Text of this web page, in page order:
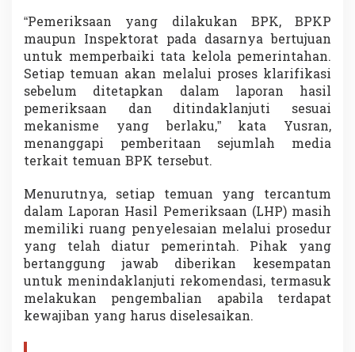
c
i
l
“Pemeriksaan yang dilakukan BPK, BPKP
maupun Inspektorat pada dasarnya bertujuan
untuk memperbaiki tata kelola pemerintahan.
Setiap temuan akan melalui proses klarifikasi
sebelum ditetapkan dalam laporan hasil
pemeriksaan dan ditindaklanjuti sesuai
mekanisme yang berlaku,” kata Yusran,
menanggapi pemberitaan sejumlah media
terkait temuan BPK tersebut.
Menurutnya, setiap temuan yang tercantum
dalam Laporan Hasil Pemeriksaan (LHP) masih
memiliki ruang penyelesaian melalui prosedur
yang telah diatur pemerintah. Pihak yang
bertanggung jawab diberikan kesempatan
untuk menindaklanjuti rekomendasi, termasuk
melakukan pengembalian apabila terdapat
kewajiban yang harus diselesaikan.